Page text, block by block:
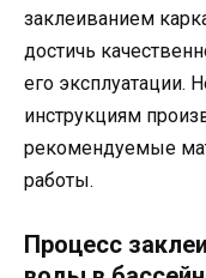
заклеиванием
достичь
его эксплуатации.
инструкциям
рекомендуемые
работы.
Процесс